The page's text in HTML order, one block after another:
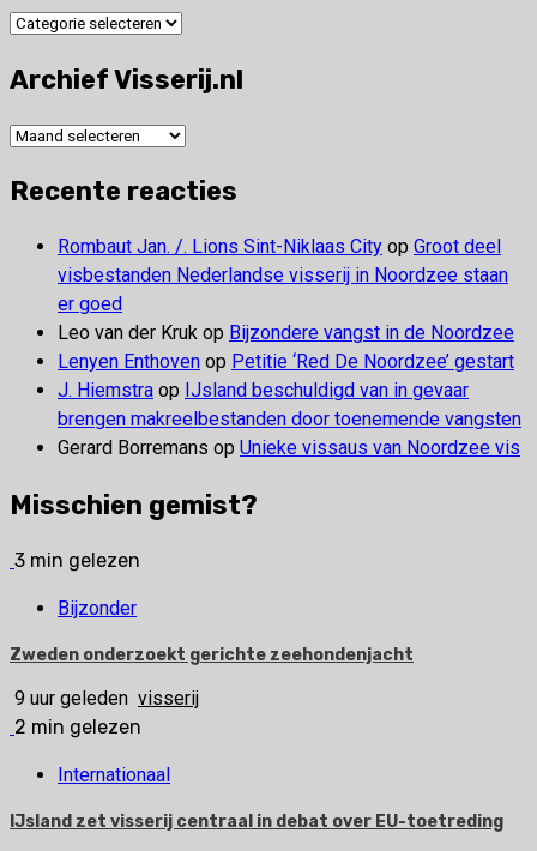
Categorieën
Archief Visserij.nl
Archief
Recente reacties
Rombaut Jan. /. Lions Sint-Niklaas City op Groot deel
visbestanden Nederlandse visserij in Noordzee staan
er goed
Leo van der Kruk op Bijzondere vangst in de Noordzee
Lenyen Enthoven op Petitie ‘Red De Noordzee’ gestart
J. Hiemstra op IJsland beschuldigd van in gevaar
brengen makreelbestanden door toenemende vangsten
Gerard Borremans op Unieke vissaus van Noordzee vis
Misschien gemist?
3 min gelezen
Bijzonder
Zweden onderzoekt gerichte zeehondenjacht
9 uur geleden visserij
2 min gelezen
Internationaal
IJsland zet visserij centraal in debat over EU-toetreding